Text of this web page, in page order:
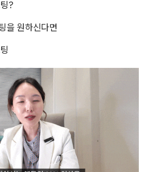
?
을 원하신다면